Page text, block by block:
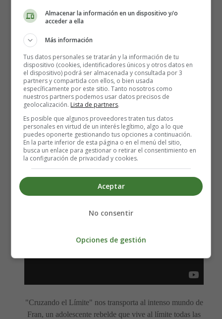
Escolar, Adam Jezierski, Fernando Ramos, Junio
Vilarasau, Toni Martínez, Ona Casamiquela, Carlos
Cuevas, Silvia Sabaté, Gonzalo Ramos, Eduard
Farelo, Marcel Borràs
País: España
Año: 2010
Estreno:12-11-2010
"Cruzando el Límite" nos transporta al intenso mundo de
Fran, un adolescente rebelde que vive al límite todas las
Almacenar la información en un dispositivo y/o
acceder a ella
Más información
Tus datos personales se tratarán y la información de tu
dispositivo (cookies, identificadores únicos y otros datos en
el dispositivo) podrá ser almacenada y consultada por 3
partners y compartida con ellos, o bien usada
específicamente por este sitio. Tanto nosotros como
nuestros partners podemos usar datos precisos de
geolocalización. Lista de partners.
Es posible que algunos proveedores traten tus datos
personales en virtud de un interés legítimo, algo a lo que
puedes oponerte gestionando tus opciones a continuación.
En la parte inferior de esta página o en el menú del sitio,
busca un enlace para gestionar o retirar el consentimiento en
la configuración de privacidad y cookies.
Aceptar
No consentir
Opciones de gestión